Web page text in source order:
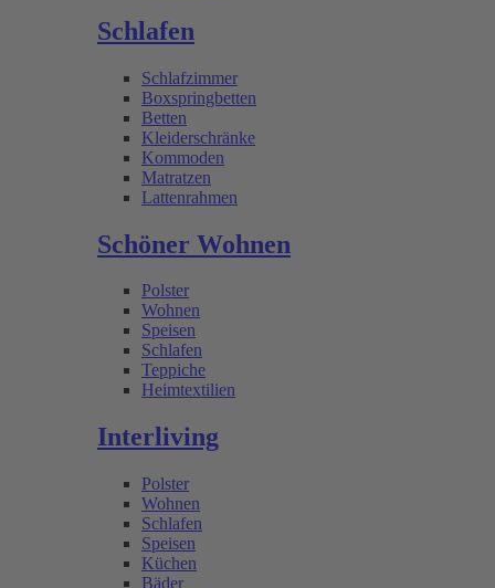
Schlafen
Schlafzimmer
Boxspringbetten
Betten
Kleiderschränke
Kommoden
Matratzen
Lattenrahmen
Schöner Wohnen
Polster
Wohnen
Speisen
Schlafen
Teppiche
Heimtextilien
Interliving
Polster
Wohnen
Schlafen
Speisen
Küchen
Bäder